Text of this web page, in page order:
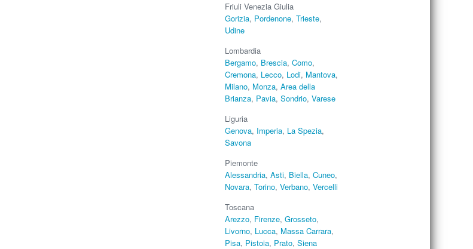
Friuli Venezia Giulia
Gorizia, Pordenone, Trieste,
Udine
Lombardia
Bergamo, Brescia, Como,
Cremona, Lecco, Lodi, Mantova,
Milano, Monza, Area della
Brianza, Pavia, Sondrio, Varese
Liguria
Genova, Imperia, La Spezia,
Savona
Piemonte
Alessandria, Asti, Biella, Cuneo,
Novara, Torino, Verbano, Vercelli
Toscana
Arezzo, Firenze, Grosseto,
Livorno, Lucca, Massa Carrara,
Pisa, Pistoia, Prato, Siena